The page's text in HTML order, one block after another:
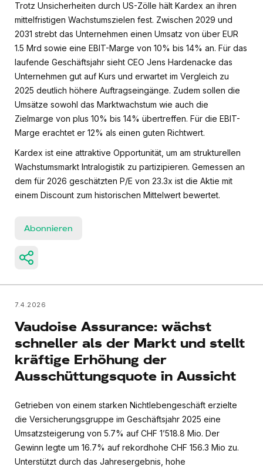
Trotz Unsicherheiten durch US-Zölle hält Kardex an ihren
mittelfristigen Wachstumszielen fest. Zwischen 2029 und
2031 strebt das Unternehmen einen Umsatz von über EUR
1.5 Mrd sowie eine EBIT-Marge von 10% bis 14% an. Für das
laufende Geschäftsjahr sieht CEO Jens Hardenacke das
Unternehmen gut auf Kurs und erwartet im Vergleich zu
2025 deutlich höhere Auftragseingänge. Zudem sollen die
Umsätze sowohl das Marktwachstum wie auch die
Zielmarge von plus 10% bis 14% übertreffen. Für die EBIT-
Marge erachtet er 12% als einen guten Richtwert.
Kardex ist eine attraktive Opportunität, um am strukturellen
Wachstumsmarkt Intralogistik zu partizipieren. Gemessen an
dem für 2026 geschätzten P/E von 23.3x ist die Aktie mit
einem Discount zum historischen Mittelwert bewertet.
Abonnieren
7.4.2026
Vaudoise Assurance: wächst
schneller als der Markt und stellt
kräftige Erhöhung der
Ausschüttungsquote in Aussicht
Getrieben von einem starken Nichtlebengeschäft erzielte
die Versicherungsgruppe im Geschäftsjahr 2025 eine
Umsatzsteigerung von 5.7% auf CHF 1’518.8 Mio. Der
Gewinn legte um 16.7% auf rekordhohe CHF 156.3 Mio zu.
Unterstützt durch das Jahresergebnis, hohe